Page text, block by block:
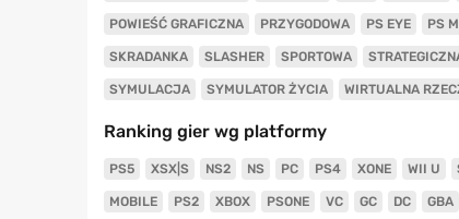
POWIEŚĆ GRAFICZNA PRZYGODOWA PS EYE PS
SKRADANKA SLASHER SPORTOWA
SYMULACJA SYMULATOR ŻYCIA WIRTUALNA
Ranking gier wg platformy
PS5 XSX|S NS2 NS PC PS4 XONE WII U
MOBILE PS2 XBOX PSONE VC GC DC GBA